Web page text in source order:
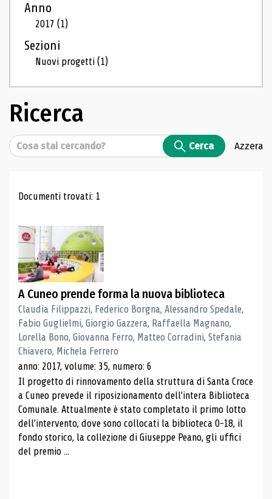
Anno
2017(1)
Sezioni
Nuovi progetti(1)
Ricerca
Cerca Cerca Azzera
Risultati di ricerca
Documenti trovati: 1
A Cuneo prende forma la nuova biblioteca
Claudia Filippazzi, Federico Borgna, Alessandro Spedale,
Fabio Guglielmi, Giorgio Gazzera, Raffaella Magnano,
Lorella Bono, Giovanna Ferro, Matteo Corradini, Stefania
Chiavero, Michela Ferrero
anno: 2017, volume: 35, numero: 6
Il progetto di rinnovamento della struttura di Santa Croce
a Cuneo prevede il riposizionamento dell'intera Biblioteca
Comunale. Attualmente è stato completato il primo lotto
dell'intervento, dove sono collocati la biblioteca 0-18, il
fondo storico, la collezione di Giuseppe Peano, gli uffici
del premio ...